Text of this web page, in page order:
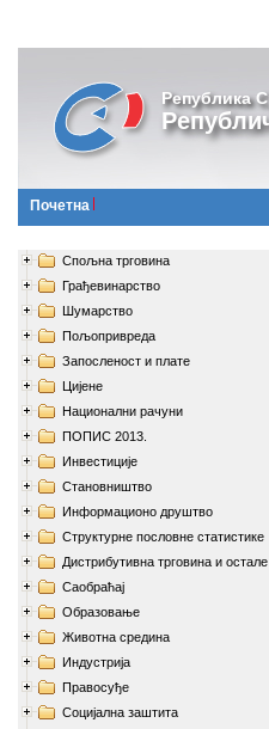
Република
Почетна
Спољна трговина
Грађевинарство
Шумарство
Пољопривреда
Запосленост и плате
Цијене
Национални рачуни
ПОПИС 2013.
Инвестиције
Становништво
Информационо друштво
Структурне пословне статистике
Дистрибутивна трговина и
Саобраћај
Образовање
Животна средина
Индустрија
Правосуђе
Социјална заштита